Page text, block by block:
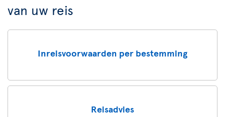
van uw reis
Inreisvoorwaarden per bestemming
Reisadvies